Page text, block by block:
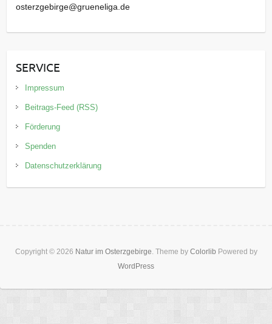
osterzgebirge@grueneliga.de
SERVICE
Impressum
Beitrags-Feed (RSS)
Förderung
Spenden
Datenschutzerklärung
Copyright © 2026 Natur im Osterzgebirge. Theme by Colorlib Powered by
WordPress